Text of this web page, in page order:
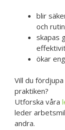
blir
och
skapas
ökar
Vill du
praktiken?
Utforska våra
leder
andra.